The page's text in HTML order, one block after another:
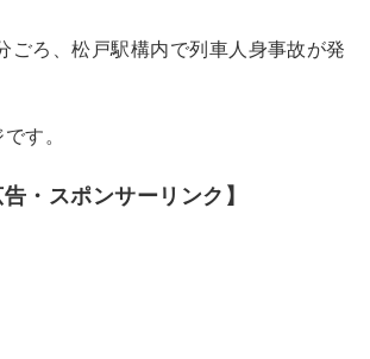
ごろ、松戸駅構内で列車人身事故が発
す。
告・スポンサーリンク】